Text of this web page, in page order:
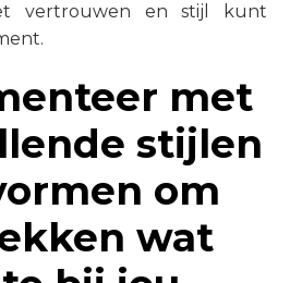
vertrouwen en stijl kunt
met
stijlen
om
wat